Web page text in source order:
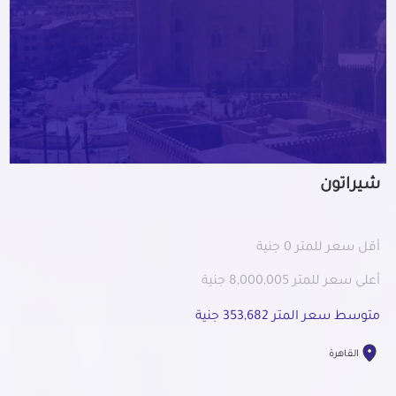
شيراتون
أقل سعر للمتر 0 جنية
أعلى سعر للمتر 8,000,005 جنية
متوسط سعر المتر 353,682 جنية
القاهرة